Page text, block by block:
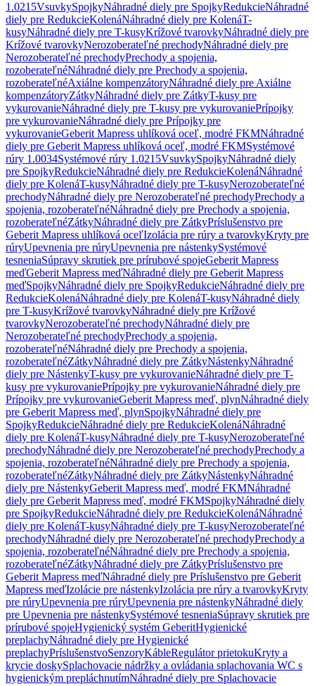
1.0215VsuvkySpojkyNáhradné diely pre SpojkyRedukcieNáhradné
diely pre RedukcieKolenáNáhradné diely pre KolenáT-
kusyNáhradné diely pre T-kusyKrížové tvarovkyNáhradné diely pre
Krížové tvarovkyNerozoberateľné prechodyNáhradné diely pre
Nerozoberateľné prechodyPrechody a spojenia,
rozoberateľnéNáhradné diely pre Prechody a spojenia,
rozoberateľnéAxiálne kompenzátoryNáhradné diely pre Axiálne
kompenzátoryZátkyNáhradné diely pre ZátkyT-kusy pre
vykurovanieNáhradné diely pre T-kusy pre vykurovaniePrípojky
pre vykurovanieNáhradné diely pre Prípojky pre
vykurovanieGeberit Mapress uhlíková oceľ, modré FKMNáhradné
diely pre Geberit Mapress uhlíková oceľ, modré FKMSystémové
rúry 1.0034Systémové rúry 1.0215VsuvkySpojkyNáhradné diely
pre SpojkyRedukcieNáhradné diely pre RedukcieKolenáNáhradné
diely pre KolenáT-kusyNáhradné diely pre T-kusyNerozoberateľné
prechodyNáhradné diely pre Nerozoberateľné prechodyPrechody a
spojenia, rozoberateľnéNáhradné diely pre Prechody a spojenia,
rozoberateľnéZátkyNáhradné diely pre ZátkyPríslušenstvo pre
Geberit Mapress uhlíková oceľIzolácia pre rúry a tvarovkyKryty pre
rúryUpevnenia pre rúryUpevnenia pre nástenkySystémové
tesneniaSúpravy skrutiek pre prírubové spojeGeberit Mapress
meďGeberit Mapress meďNáhradné diely pre Geberit Mapress
meďSpojkyNáhradné diely pre SpojkyRedukcieNáhradné diely pre
RedukcieKolenáNáhradné diely pre KolenáT-kusyNáhradné diely
pre T-kusyKrížové tvarovkyNáhradné diely pre Krížové
tvarovkyNerozoberateľné prechodyNáhradné diely pre
Nerozoberateľné prechodyPrechody a spojenia,
rozoberateľnéNáhradné diely pre Prechody a spojenia,
rozoberateľnéZátkyNáhradné diely pre ZátkyNástenkyNáhradné
diely pre NástenkyT-kusy pre vykurovanieNáhradné diely pre T-
kusy pre vykurovaniePrípojky pre vykurovanieNáhradné diely pre
Prípojky pre vykurovanieGeberit Mapress meď, plynNáhradné diely
pre Geberit Mapress meď, plynSpojkyNáhradné diely pre
SpojkyRedukcieNáhradné diely pre RedukcieKolenáNáhradné
diely pre KolenáT-kusyNáhradné diely pre T-kusyNerozoberateľné
prechodyNáhradné diely pre Nerozoberateľné prechodyPrechody a
spojenia, rozoberateľnéNáhradné diely pre Prechody a spojenia,
rozoberateľnéZátkyNáhradné diely pre ZátkyNástenkyNáhradné
diely pre NástenkyGeberit Mapress meď, modré FKMNáhradné
diely pre Geberit Mapress meď, modré FKMSpojkyNáhradné diely
pre SpojkyRedukcieNáhradné diely pre RedukcieKolenáNáhradné
diely pre KolenáT-kusyNáhradné diely pre T-kusyNerozoberateľné
prechodyNáhradné diely pre Nerozoberateľné prechodyPrechody a
spojenia, rozoberateľnéNáhradné diely pre Prechody a spojenia,
rozoberateľnéZátkyNáhradné diely pre ZátkyPríslušenstvo pre
Geberit Mapress meďNáhradné diely pre Príslušenstvo pre Geberit
Mapress meďIzolácie pre nástenkyIzolácia pre rúry a tvarovkyKryty
pre rúryUpevnenia pre rúryUpevnenia pre nástenkyNáhradné diely
pre Upevnenia pre nástenkySystémové tesneniaSúpravy skrutiek pre
prírubové spojeHygienický systém GeberitHygienické
preplachyNáhradné diely pre Hygienické
preplachyPríslušenstvoSenzoryKábleRegulátor prietokuKryty a
krycie doskySplachovacie nádržky a ovládania splachovania WC s
hygienickým prepláchnutímNáhradné diely pre Splachovacie